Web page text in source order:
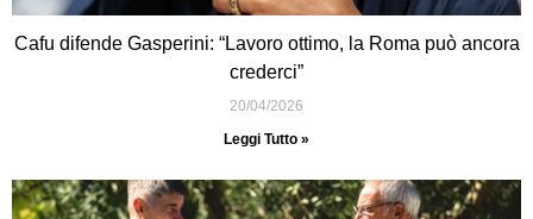
Cafu difende Gasperini: “Lavoro ottimo, la Roma può ancora
crederci”
20/04/2026
Leggi Tutto »